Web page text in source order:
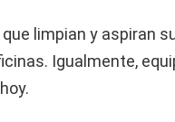
limpian y aspiran
Igualmente,